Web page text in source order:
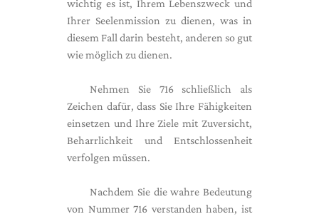
wichtig es ist, Ihrem Lebenszweck und
Ihrer Seelenmission zu dienen, was in
diesem Fall darin besteht, anderen so gut
wie möglich zu dienen.
Nehmen Sie 716 schließlich als
Zeichen dafür, dass Sie Ihre Fähigkeiten
einsetzen und Ihre Ziele mit Zuversicht,
Beharrlichkeit und Entschlossenheit
verfolgen müssen.
Nachdem Sie die wahre Bedeutung
von Nummer 716 verstanden haben, ist